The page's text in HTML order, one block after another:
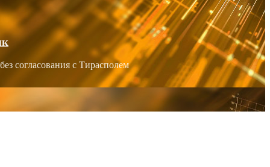
согласования с Тирасполем